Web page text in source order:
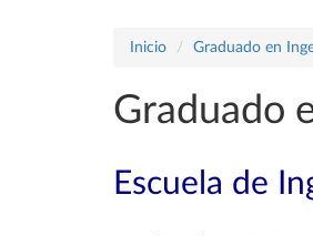
Inicio Graduado en
Graduado
Escuela de